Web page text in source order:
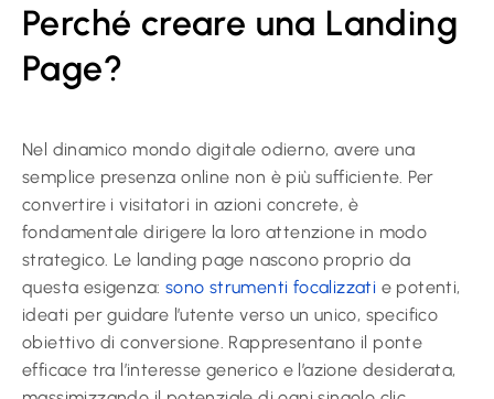
Perché creare una Landing
Page?
Nel dinamico mondo digitale odierno, avere una
semplice presenza online non è più sufficiente. Per
convertire i visitatori in azioni concrete, è
fondamentale dirigere la loro attenzione in modo
strategico. Le landing page nascono proprio da
questa esigenza: sono strumenti focalizzati e potenti,
ideati per guidare l’utente verso un unico, specifico
obiettivo di conversione. Rappresentano il ponte
efficace tra l’interesse generico e l’azione desiderata,